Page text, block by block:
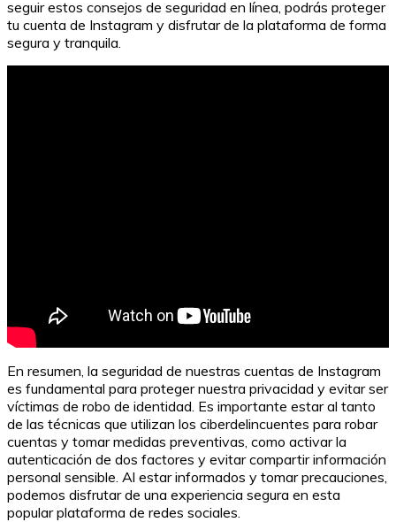
seguir estos consejos de seguridad en línea, podrás proteger
tu cuenta de Instagram y disfrutar de la plataforma de forma
segura y tranquila.
En resumen, la seguridad de nuestras cuentas de Instagram
es fundamental para proteger nuestra privacidad y evitar ser
víctimas de robo de identidad. Es importante estar al tanto
de las técnicas que utilizan los ciberdelincuentes para robar
cuentas y tomar medidas preventivas, como activar la
autenticación de dos factores y evitar compartir información
personal sensible. Al estar informados y tomar precauciones,
podemos disfrutar de una experiencia segura en esta
popular plataforma de redes sociales.